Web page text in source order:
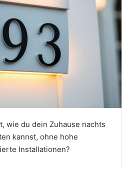
wie du dein Zuhause nachts
kannst, ohne hohe
Installationen?